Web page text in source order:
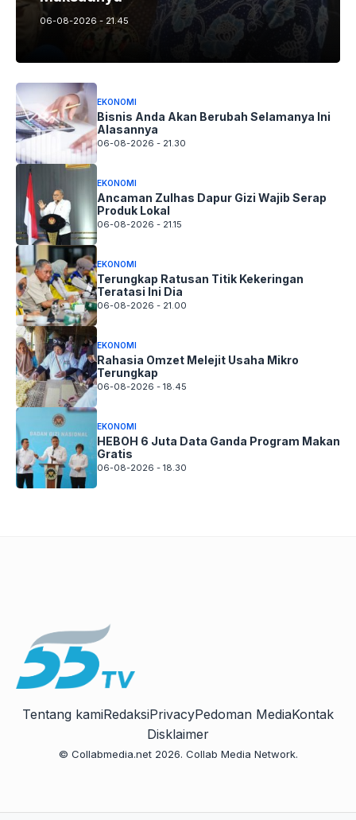
06-08-2026 - 21.45
EKONOMI
Bisnis Anda Akan Berubah Selamanya Ini
Alasannya
06-08-2026 - 21.30
EKONOMI
Ancaman Zulhas Dapur Gizi Wajib Serap
Produk Lokal
06-08-2026 - 21.15
EKONOMI
Terungkap Ratusan Titik Kekeringan
Teratasi Ini Dia
06-08-2026 - 21.00
EKONOMI
Rahasia Omzet Melejit Usaha Mikro
Terungkap
06-08-2026 - 18.45
EKONOMI
HEBOH 6 Juta Data Ganda Program Makan
Gratis
06-08-2026 - 18.30
Tentang kamiRedaksiPrivacyPedoman MediaKontak
Disklaimer
© Collabmedia.net 2026. Collab Media Network.